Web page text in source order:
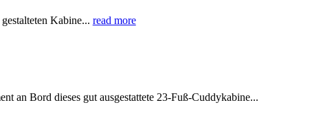
Kabine... read more
an Bord dieses gut ausgestattete 23-Fuß-Cuddykabine...